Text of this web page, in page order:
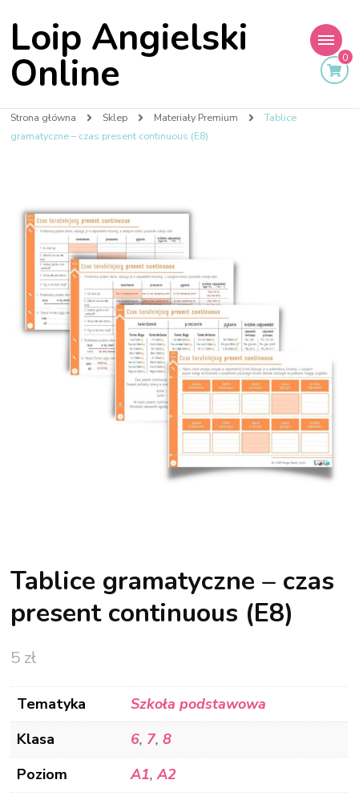
Loip Angielski
Online 0
Strona główna Sklep Materiały Premium
Tablice
gramatyczne – czas present continuous (E8)
Tablice gramatyczne – czas
present continuous (E8)
5 zł
Tematyka
Szkoła podstawowa
Klasa
6, 7,8
Poziom
A1,A2